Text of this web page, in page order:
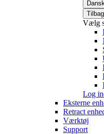
Vælg
Log
Eksterne
Retract
Værktøj
Support